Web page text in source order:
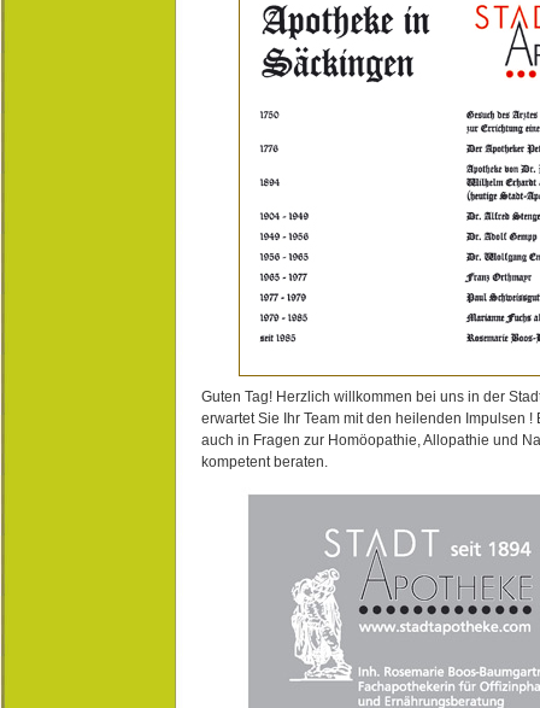
Guten Tag! Herzlich willkommen bei uns in der
erwartet Sie Ihr Team mit den heilenden Impulsen !
auch in Fragen zur Homöopathie, Allopathie und
kompetent beraten.